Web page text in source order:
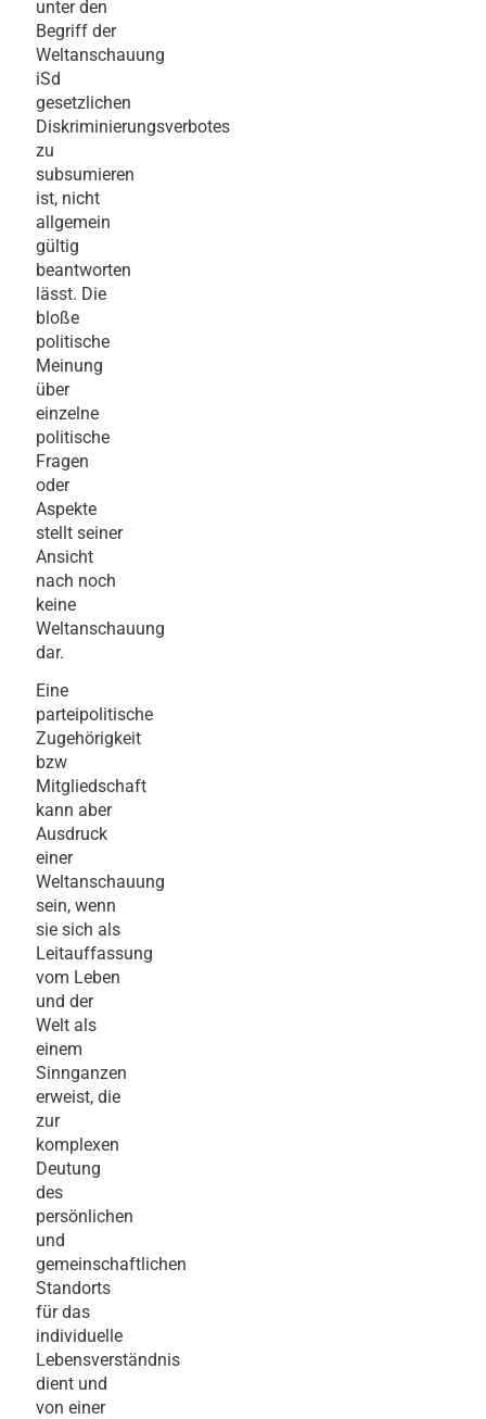
unter den
Begriff der
Weltanschauung
iSd
gesetzlichen
Diskriminierungsverbotes
zu
subsumieren
ist, nicht
allgemein
gültig
beantworten
lässt. Die
bloße
politische
Meinung
über
einzelne
politische
Fragen
oder
Aspekte
stellt seiner
Ansicht
nach noch
keine
Weltanschauung
dar.
Eine
parteipolitische
Zugehörigkeit
bzw
Mitgliedschaft
kann aber
Ausdruck
einer
Weltanschauung
sein, wenn
sie sich als
Leitauffassung
vom Leben
und der
Welt als
einem
Sinnganzen
erweist, die
zur
komplexen
Deutung
des
persönlichen
und
gemeinschaftlichen
Standorts
für das
individuelle
Lebensverständnis
dient und
von einer